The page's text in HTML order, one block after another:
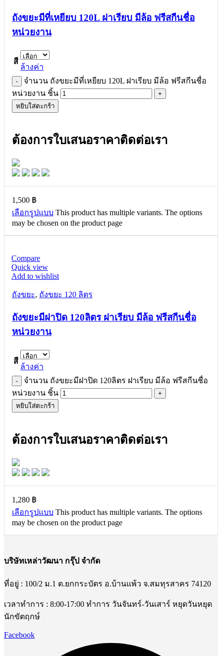
ถังขยะมีที่เหยียบ 120L ฝาเรียบ มีล้อ ฟรีสกีนชื่อ
หน่วยงาน
สี
ล้างค่า
จำนวน ถังขยะมีที่เหยียบ 120L ฝาเรียบ มีล้อ ฟรีสกีนชื่อ
หน่วยงาน ชิ้น
หยิบใส่ตะกร้า
ต้องการใบเสนอราคาติดต่อเรา
1,500 ฿
เลือกรูปแบบ This product has multiple variants. The options
may be chosen on the product page
Compare
Quick view
Add to wishlist
ถังขยะ, ถังขยะ 120 ลิตร
ถังขยะมีฝาปิด 120ลิตร ฝาเรียบ มีล้อ ฟรีสกีนชื่อ
หน่วยงาน
สี
ล้างค่า
จำนวน ถังขยะมีฝาปิด 120ลิตร ฝาเรียบ มีล้อ ฟรีสกีนชื่อ
หน่วยงาน ชิ้น
หยิบใส่ตะกร้า
ต้องการใบเสนอราคาติดต่อเรา
1,280 ฿
เลือกรูปแบบ This product has multiple variants. The options
may be chosen on the product page
บริษัทเหล่าวัฒนา กรุ๊ป จำกัด
ที่อยู่ : 100/2 ม.1 ต.ยกกระบัตร อ.บ้านแพ้ว จ.สมทุรสาคร 74120
เวลาทำการ : 8:00-17:00 ทำการ วันจันทร์-วันเสาร์ หยุดวันหยุด
นักขัตฤกษ์
Facebook